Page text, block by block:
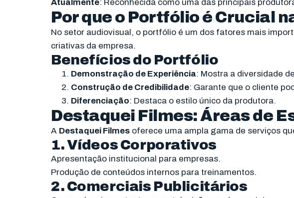
Atualmente: Reconhecida como uma das principais
Por que o Portfólio é Crucial
No setor audiovisual, o portfólio é um dos fatores mais
criativas da empresa.
Benefícios do Portfólio
Demonstração de Experiência: Mostra a diversidade
Construção de Credibilidade: Garante que o cliente
Diferenciação: Destaca o estilo único da produtora.
Destaquei Filmes: Áreas de
A Destaquei Filmes oferece uma ampla gama de serviços
1.Vídeos Corporativos
Apresentação institucional para empresas.
Produção de conteúdos internos para treinamentos.
2. Comerciais Publicitários